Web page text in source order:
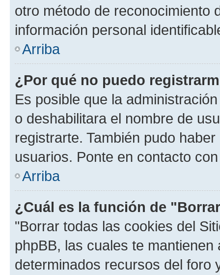
otro método de reconocimiento
información personal
Arriba
¿Por qué no puedo
Es posible que la
o deshabilitara el nombre de
registrarte. También pudo
usuarios. Ponte en contacto
Arriba
¿Cuál es la función de
"Borrar todas las cookies del
phpBB, las cuales te
determinados recursos del foro